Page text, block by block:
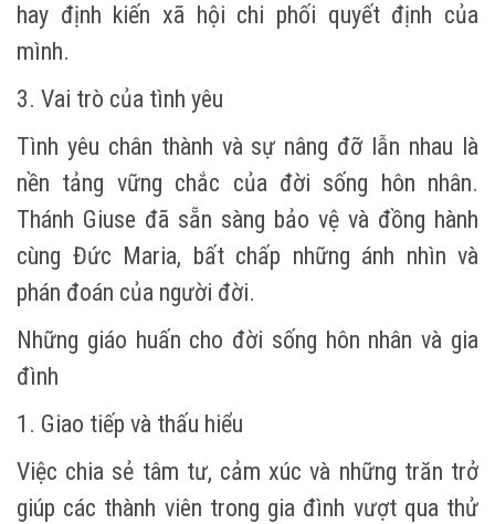
hay định kiến xã hội chi phối quyết định của
mình.
3. Vai trò của tình yêu
Tình yêu chân thành và sự nâng đỡ lẫn nhau là
nền tảng vững chắc của đời sống hôn nhân.
Thánh Giuse đã sẵn sàng bảo vệ và đồng hành
cùng Đức Maria, bất chấp những ánh nhìn và
phán đoán của người đời.
Những giáo huấn cho đời sống hôn nhân và gia
đình
1. Giao tiếp và thấu hiểu
Việc chia sẻ tâm tư, cảm xúc và những trăn trở
giúp các thành viên trong gia đình vượt qua thử